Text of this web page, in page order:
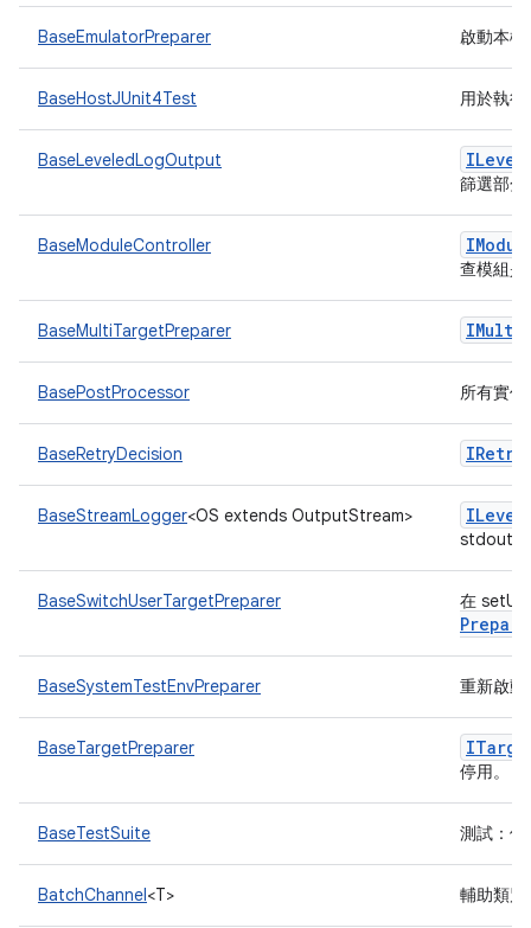
BaseEmulatorPreparer 啟動本
BaseHostJUnit4Test 用於執
BaseLeveledLogOutput
篩選部
BaseModuleController
查模組
BaseMultiTargetPreparer IMulti
BasePostProcessor 所有實
BaseRetryDecision IRetry
BaseStreamLogger<OS extends OutputStream>
stdout
BaseSwitchUserTargetPreparer 在
BaseSystemTestEnvPreparer 重新啟
BaseTargetPreparer
停用。
BaseTestSuite 測試：
BatchChannel<T> 輔助類